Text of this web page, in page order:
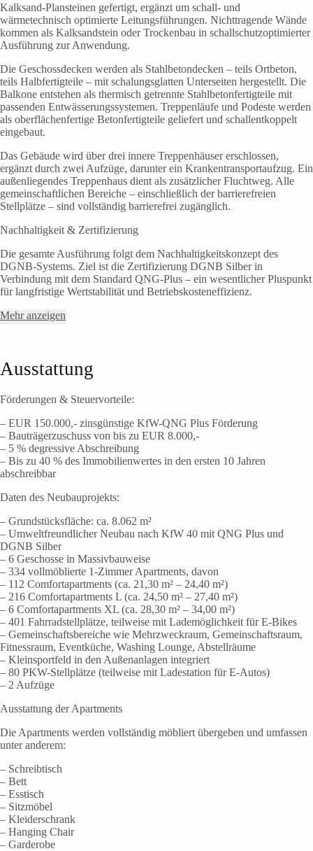
Kalksand-Plansteinen gefertigt, ergänzt um schall- und
wärmetechnisch optimierte Leitungsführungen. Nichttragende Wände
kommen als Kalksandstein oder Trockenbau in schallschutzoptimierter
Ausführung zur Anwendung.
Die Geschossdecken werden als Stahlbetondecken – teils Ortbeton,
teils Halbfertigteile – mit schalungsglatten Unterseiten hergestellt. Die
Balkone entstehen als thermisch getrennte Stahlbetonfertigteile mit
passenden Entwässerungssystemen. Treppenläufe und Podeste werden
als oberflächenfertige Betonfertigteile geliefert und schallentkoppelt
eingebaut.
Das Gebäude wird über drei innere Treppenhäuser erschlossen,
ergänzt durch zwei Aufzüge, darunter ein Krankentransportaufzug. Ein
außenliegendes Treppenhaus dient als zusätzlicher Fluchtweg. Alle
gemeinschaftlichen Bereiche – einschließlich der barrierefreien
Stellplätze – sind vollständig barrierefrei zugänglich.
Nachhaltigkeit & Zertifizierung
Die gesamte Ausführung folgt dem Nachhaltigkeitskonzept des
DGNB-Systems. Ziel ist die Zertifizierung DGNB Silber in
Verbindung mit dem Standard QNG-Plus – ein wesentlicher Pluspunkt
für langfristige Wertstabilität und Betriebskosteneffizienz.
Mehr anzeigen
Ausstattung
Förderungen & Steuervorteile:
– EUR 150.000,- zinsgünstige KfW-QNG Plus Förderung
– Bauträgerzuschuss von bis zu EUR 8.000,-
– 5 % degressive Abschreibung
– Bis zu 40 % des Immobilienwertes in den ersten 10 Jahren
abschreibbar
Daten des Neubauprojekts:
– Grundstücksfläche: ca. 8.062 m²
– Umweltfreundlicher Neubau nach KfW 40 mit QNG Plus und
DGNB Silber
– 6 Geschosse in Massivbauweise
– 334 vollmöblierte 1-Zimmer Apartments, davon
– 112 Comfortapartments (ca. 21,30 m² – 24,40 m²)
– 216 Comfortapartments L (ca. 24,50 m² – 27,40 m²)
– 6 Comfortapartments XL (ca. 28,30 m² – 34,00 m²)
– 401 Fahrradstellplätze, teilweise mit Lademöglichkeit für E-Bikes
– Gemeinschaftsbereiche wie Mehrzweckraum, Gemeinschaftsraum,
Fitnessraum, Eventküche, Washing Lounge, Abstellräume
– Kleinsportfeld in den Außenanlagen integriert
– 80 PKW-Stellplätze (teilweise mit Ladestation für E-Autos)
– 2 Aufzüge
Ausstattung der Apartments
Die Apartments werden vollständig möbliert übergeben und umfassen
unter anderem:
– Schreibtisch
– Bett
– Esstisch
– Sitzmöbel
– Kleiderschrank
– Hanging Chair
– Garderobe